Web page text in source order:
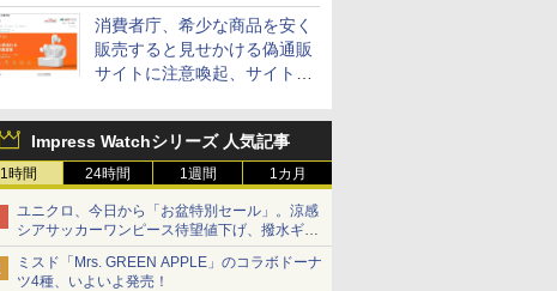
消費者庁、希少な商品を安く
販売すると見せかける偽通販
サイトに注意喚起、サイト名
Impress Watchシリーズ 人気記事
1時間 24時間 1週間 1カ月
ユニクロ、今日から「お盆特別セール」。涼感
シアサッカーワンピース待望値下げ、撥水ギア
ショーツは1990円に
ミスド「Mrs. GREEN APPLE」のコラボドーナ
ツ4種、いよいよ発売！